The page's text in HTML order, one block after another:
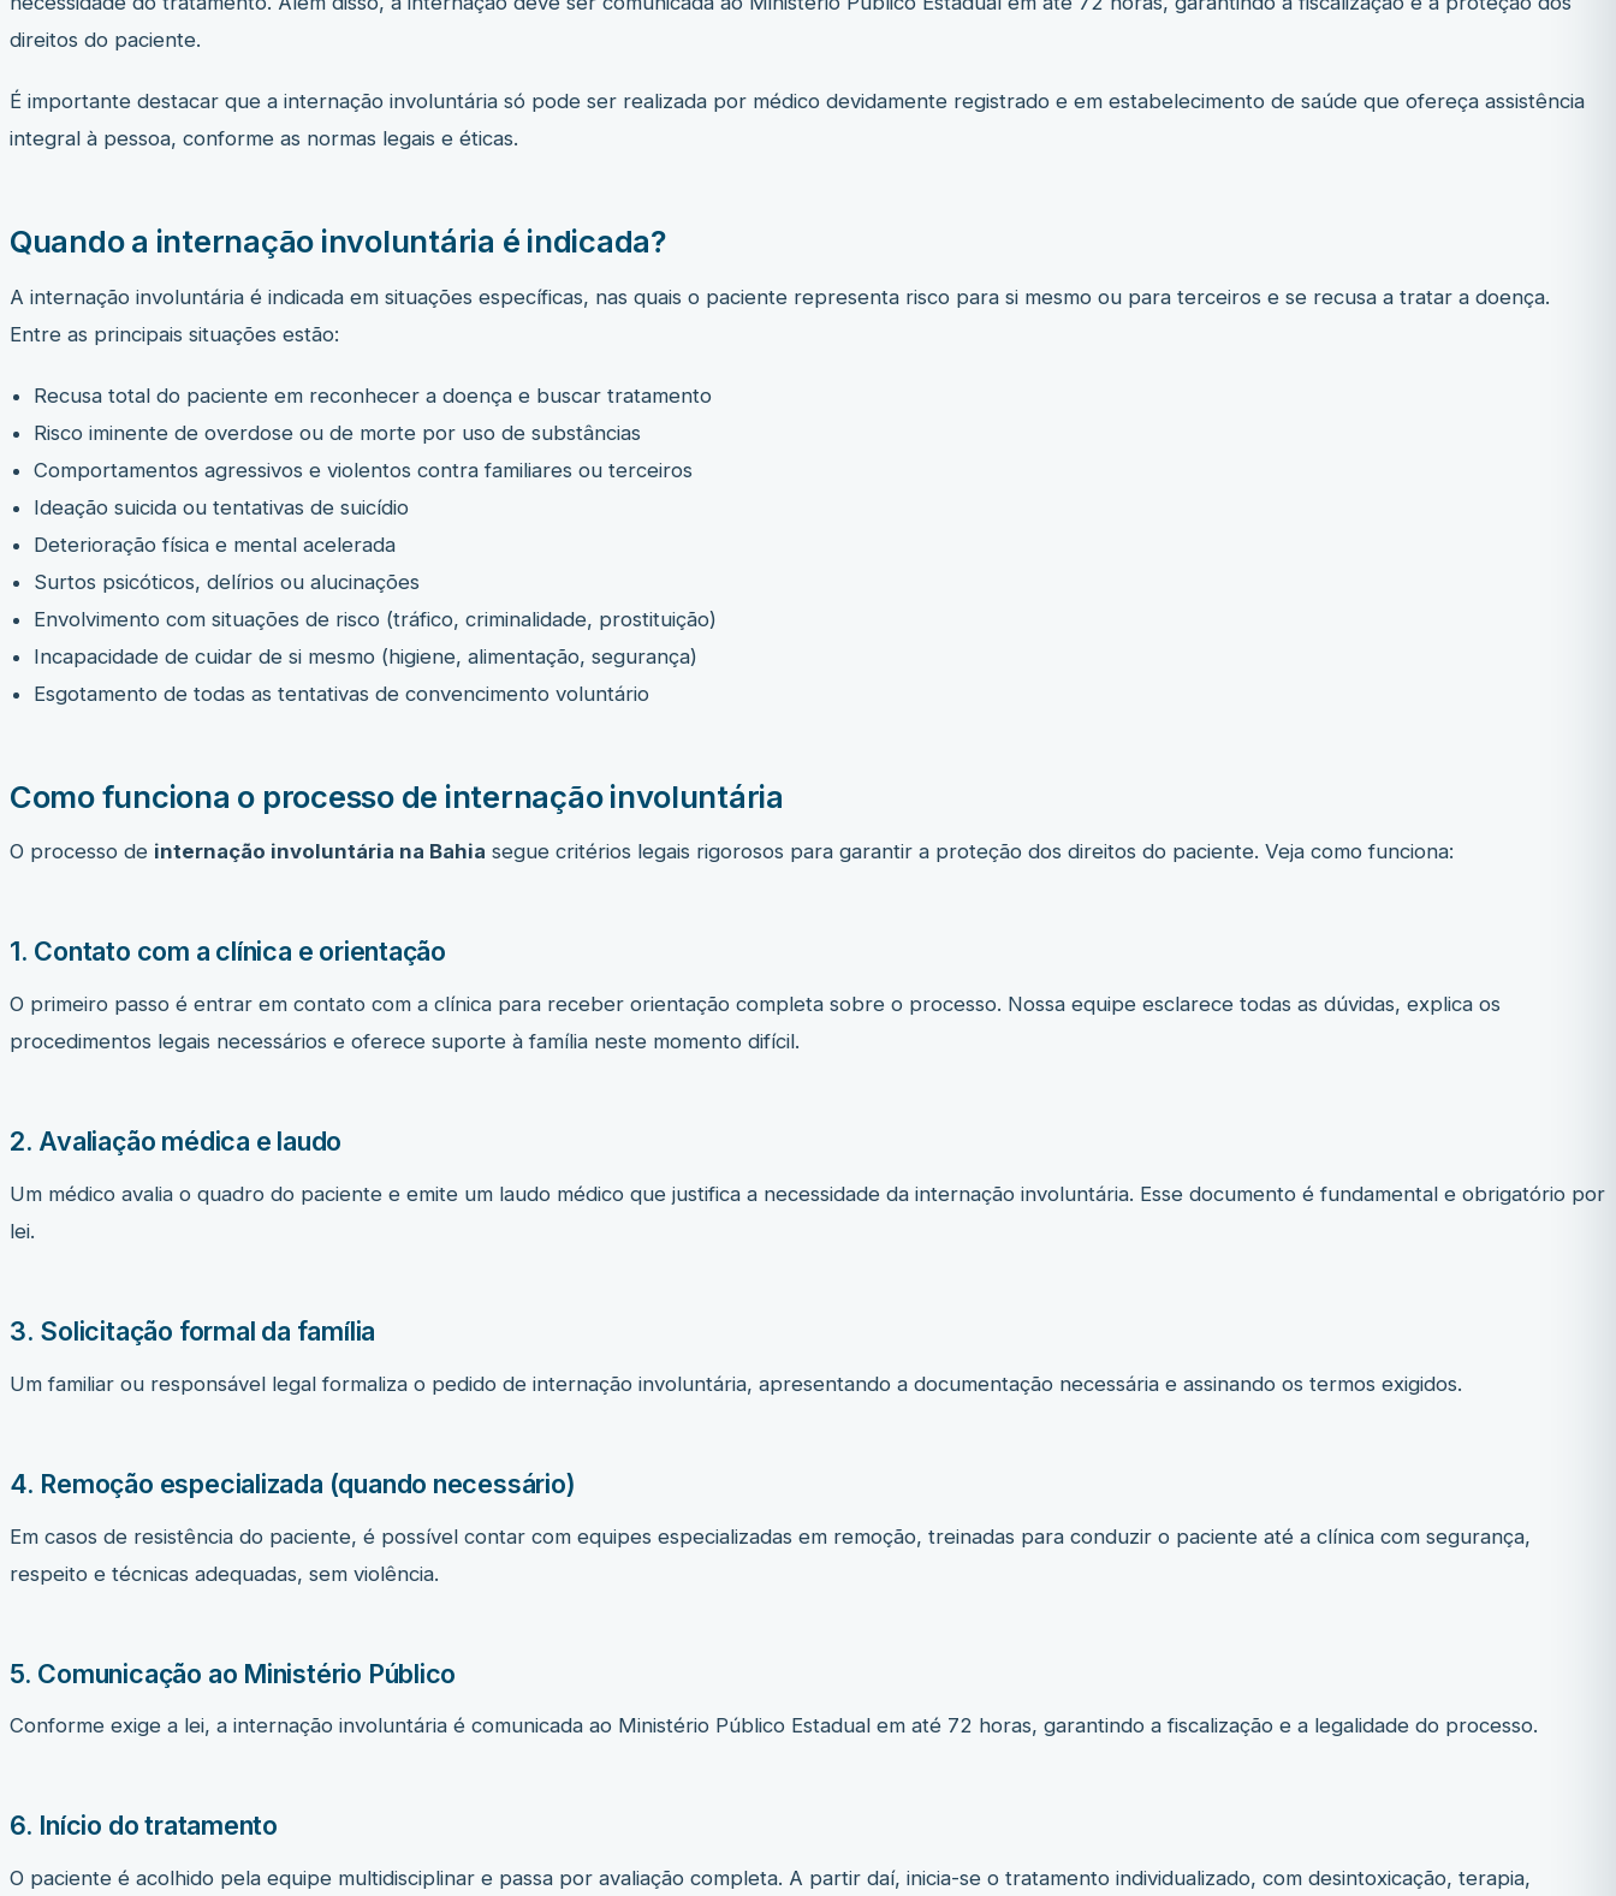
direitos do paciente.
É importante destacar que a internação involuntária só pode ser realizada por médico devidamente registrado e em estabelecimento de saúde que ofereça assistência
integral à pessoa, conforme as normas legais e éticas.
Quando a internação involuntária é indicada?
A internação involuntária é indicada em situações específicas, nas quais o paciente representa risco para si mesmo ou para terceiros e se recusa a tratar a doença.
Entre as principais situações estão:
Recusa total do paciente em reconhecer a doença e buscar tratamento
Risco iminente de overdose ou de morte por uso de substâncias
Comportamentos agressivos e violentos contra familiares ou terceiros
Ideação suicida ou tentativas de suicídio
Deterioração física e mental acelerada
Surtos psicóticos, delírios ou alucinações
Envolvimento com situações de risco (tráfico, criminalidade, prostituição)
Incapacidade de cuidar de si mesmo (higiene, alimentação, segurança)
Esgotamento de todas as tentativas de convencimento voluntário
Como funciona o processo de internação involuntária
O processo de internação involuntária na Bahia segue critérios legais rigorosos para garantir a proteção dos direitos do paciente. Veja como funciona:
1. Contato com a clínica e orientação
O primeiro passo é entrar em contato com a clínica para receber orientação completa sobre o processo. Nossa equipe esclarece todas as dúvidas, explica os
procedimentos legais necessários e oferece suporte à família neste momento difícil.
2. Avaliação médica e laudo
Um médico avalia o quadro do paciente e emite um laudo médico que justifica a necessidade da internação involuntária. Esse documento é fundamental e obrigatório por
lei.
3. Solicitação formal da família
Um familiar ou responsável legal formaliza o pedido de internação involuntária, apresentando a documentação necessária e assinando os termos exigidos.
4. Remoção especializada (quando necessário)
Em casos de resistência do paciente, é possível contar com equipes especializadas em remoção, treinadas para conduzir o paciente até a clínica com segurança,
respeito e técnicas adequadas, sem violência.
5. Comunicação ao Ministério Público
Conforme exige a lei, a internação involuntária é comunicada ao Ministério Público Estadual em até 72 horas, garantindo a fiscalização e a legalidade do processo.
6. Início do tratamento
O paciente é acolhido pela equipe multidisciplinar e passa por avaliação completa. A partir daí, inicia-se o tratamento individualizado, com desintoxicação, terapia,